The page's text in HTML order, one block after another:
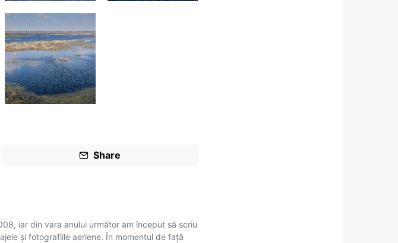
Share
iar din vara anului următor am început să scriu
și fotografiile aeriene. În momentul de față